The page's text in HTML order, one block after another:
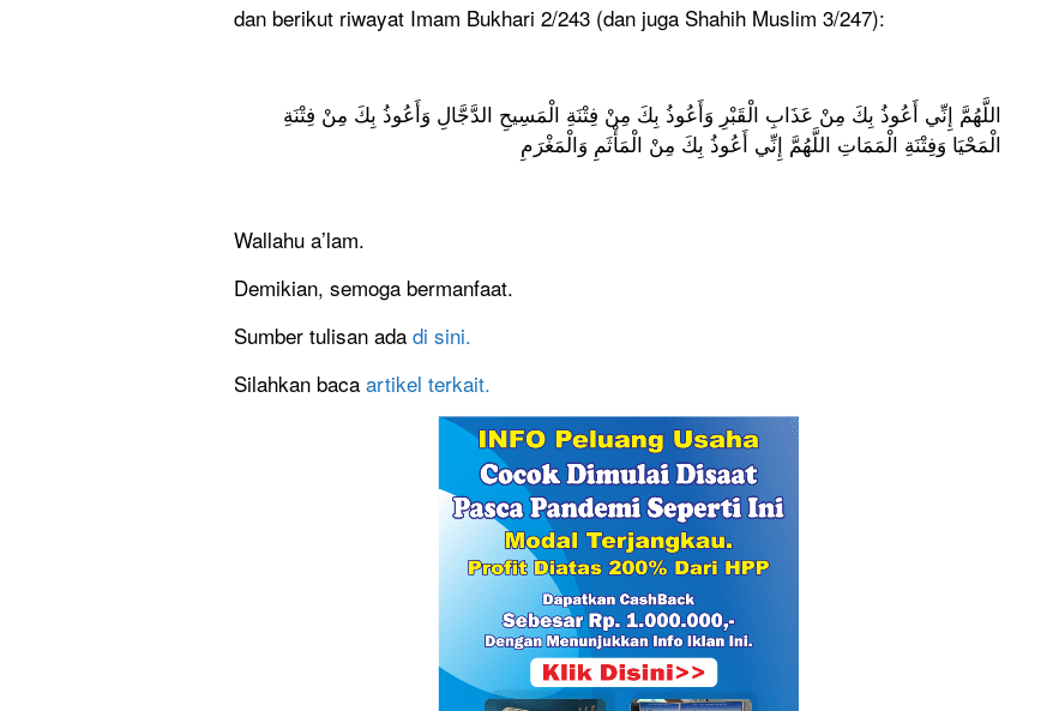
dan berikut riwayat Imam Bukhari 2/243 (dan juga Shahih Muslim 3/247):
اللَّهُمَّ إِنِّي أَعُوذُ بِكَ مِنْ عَذَابِ الْقَبْرِ وَأَعُوذُ بِكَ مِنْ فِتْنَةِ الْمَسِيحِ الدَّجَّالِ وَأَعُوذُ بِكَ مِنْ فِتْنَةِ
الْمَحْيَا وَفِتْنَةِ الْمَمَاتِ اللَّهُمَّ إِنِّي أَعُوذُ بِكَ مِنْ الْمَأْثَمِ وَالْمَغْرَمِ
Wallahu a’lam.
Demikian, semoga bermanfaat.
Sumber tulisan ada di sini.
Silahkan baca artikel terkait.